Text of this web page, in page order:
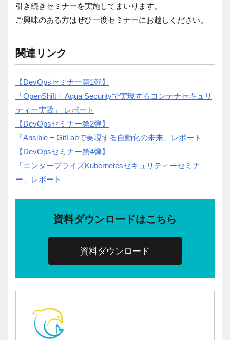
引き続きセミナーを実施してまいります。
ご興味のある方はぜひ一度セミナーにお越しください。
関連リンク
【DevOpsセミナー第1弾】
「OpenShift + Aqua Securityで実現するコンテナセキュリ
ティー実践」 レポート
【DevOpsセミナー第2弾】
「Ansible + GitLabで実現する自動化の未来」レポート
【DevOpsセミナー第4弾】
「エンタープライズKubernetesセキュリティーセミナ
ー」レポート
資料ダウンロードはこちら
資料ダウンロード